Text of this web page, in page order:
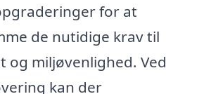
for at
de nutidige krav til
og miljøvenlighed. Ved
kan der